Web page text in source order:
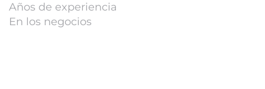
Años de experiencia
En los negocios